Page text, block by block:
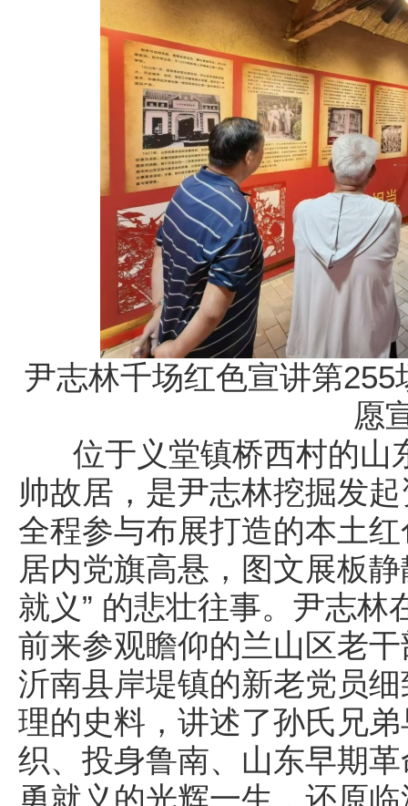
尹志林千场红色宣讲第
愿
位于义堂镇桥西村的山
帅故居，是尹志林挖掘发
全程参与布展打造的本土
居内党旗高悬，图文展板
就义” 的悲壮往事。尹志
前来参观瞻仰的兰山区老
沂南县岸堤镇的新老党员
理的史料，讲述了孙氏兄
织、投身鲁南、山东早期
勇就义的光辉一生，还原